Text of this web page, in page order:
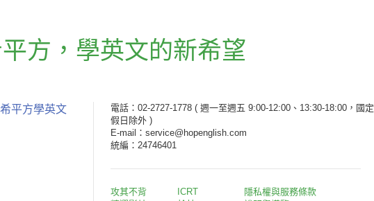
方 ， 學英文的新希望
平方學英文 電話：02-2727-1778 ( 週一至週五 9:00-12:00、13:30-18:00，國定
假日除外 )
E-mail：service@hopenglish.com
統編：24746401
攻其不背
ICRT
隱私權與服務條款